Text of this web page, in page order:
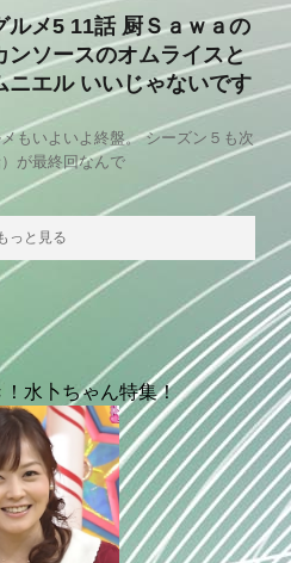
ルメ5 11話 厨Ｓａｗａの
ンソースのオムライスと
ニエル いいじゃないです
もいよいよ終盤。 シーズン５も次
が最終回なんで
っと見る
水卜ちゃん特集！